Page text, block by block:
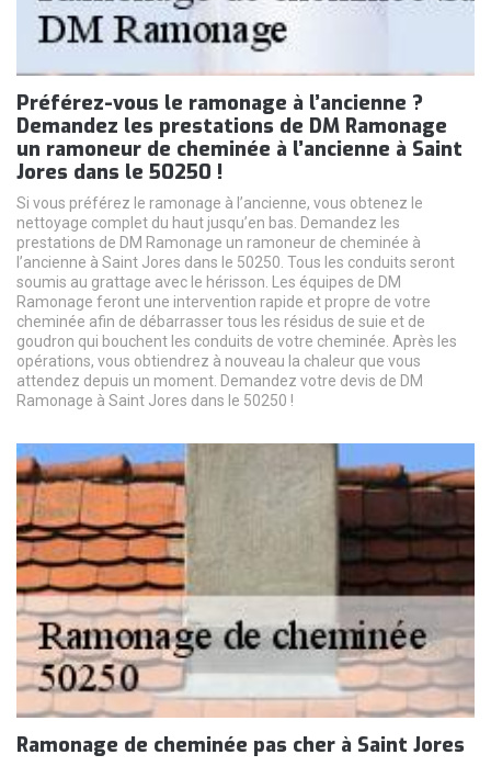
Préférez-vous le ramonage à l’ancienne ?
Demandez les prestations de DM Ramonage
un ramoneur de cheminée à l’ancienne à Saint
Jores dans le 50250 !
Si vous préférez le ramonage à l’ancienne, vous obtenez le
nettoyage complet du haut jusqu’en bas. Demandez les
prestations de DM Ramonage un ramoneur de cheminée à
l’ancienne à Saint Jores dans le 50250. Tous les conduits seront
soumis au grattage avec le hérisson. Les équipes de DM
Ramonage feront une intervention rapide et propre de votre
cheminée afin de débarrasser tous les résidus de suie et de
goudron qui bouchent les conduits de votre cheminée. Après les
opérations, vous obtiendrez à nouveau la chaleur que vous
attendez depuis un moment. Demandez votre devis de DM
Ramonage à Saint Jores dans le 50250 !
Ramonage de cheminée pas cher à Saint Jores